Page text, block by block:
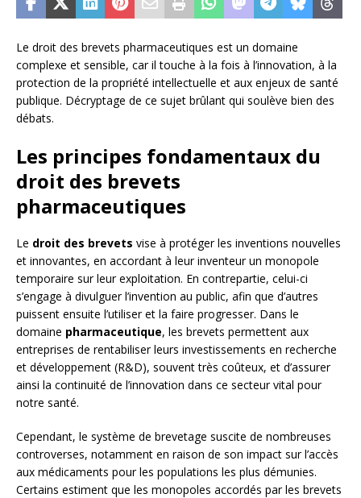
Le droit des brevets pharmaceutiques est un domaine
complexe et sensible, car il touche à la fois à l’innovation, à la
protection de la propriété intellectuelle et aux enjeux de santé
publique. Décryptage de ce sujet brûlant qui soulève bien des
débats.
Les principes fondamentaux du
droit des brevets
pharmaceutiques
Le droit des brevets vise à protéger les inventions nouvelles
et innovantes, en accordant à leur inventeur un monopole
temporaire sur leur exploitation. En contrepartie, celui-ci
s’engage à divulguer l’invention au public, afin que d’autres
puissent ensuite l’utiliser et la faire progresser. Dans le
domaine pharmaceutique, les brevets permettent aux
entreprises de rentabiliser leurs investissements en recherche
et développement (R&D), souvent très coûteux, et d’assurer
ainsi la continuité de l’innovation dans ce secteur vital pour
notre santé.
Cependant, le système de brevetage suscite de nombreuses
controverses, notamment en raison de son impact sur l’accès
aux médicaments pour les populations les plus démunies.
Certains estiment que les monopoles accordés par les brevets